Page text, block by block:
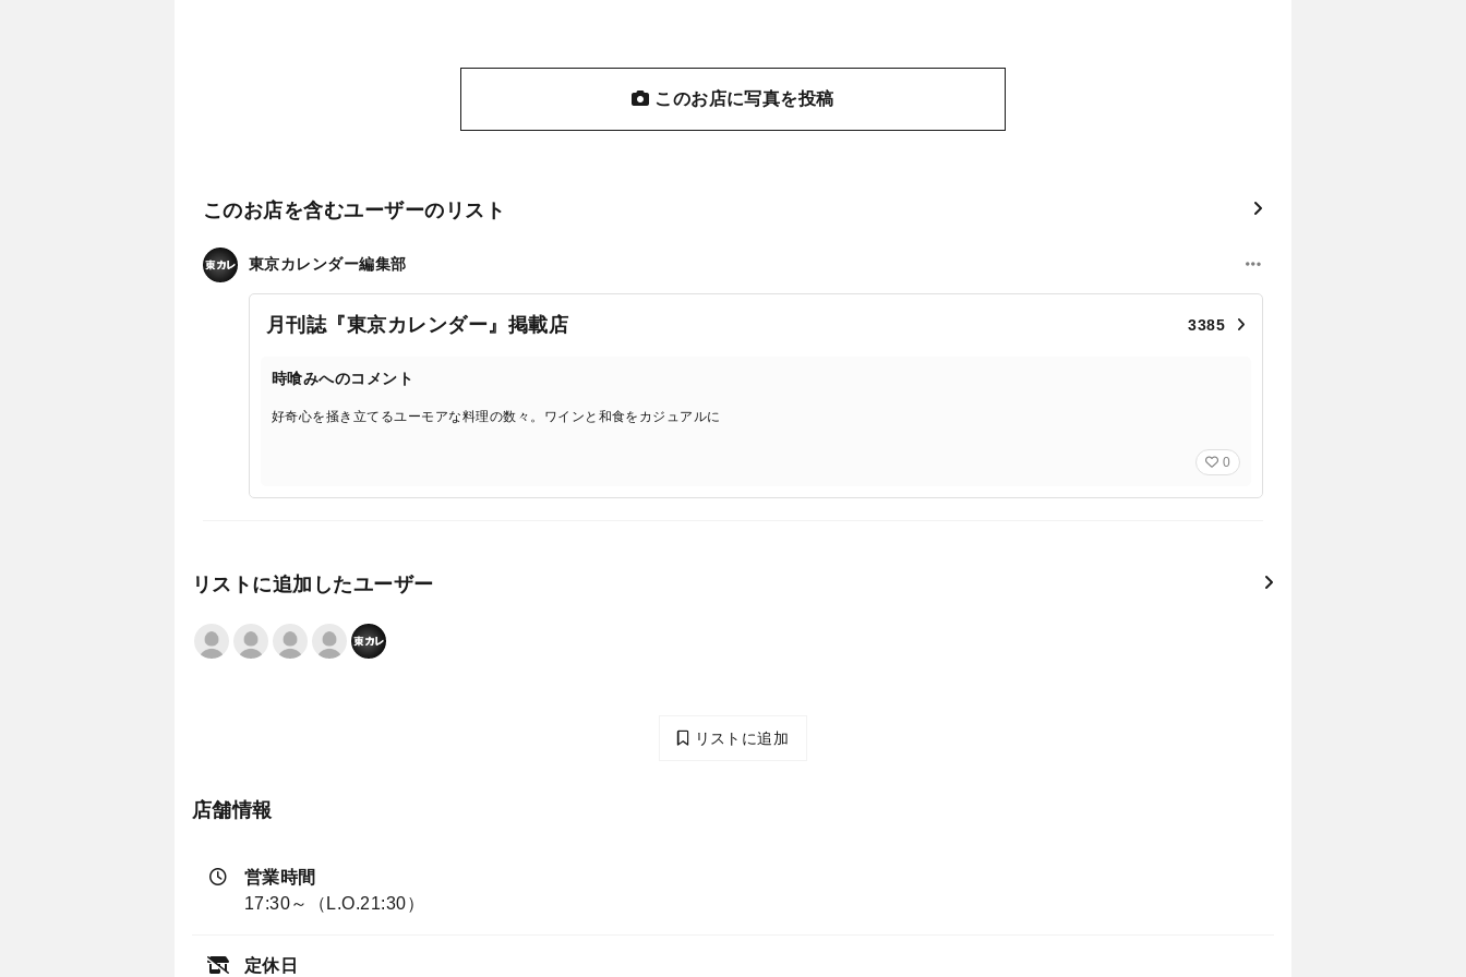
このお店に写真を投稿
このお店を含むユーザーのリスト
東京カレンダー編集部
月刊誌『東京カレンダー』掲載店 3385
時喰みへのコメント
好奇心を掻き立てるユーモアな料理の数々。ワインと和食をカジュアルに
0
リストに追加したユーザー
リストに追加
店舗情報
営業時間
17:30～（L.O.21:30）
定休日